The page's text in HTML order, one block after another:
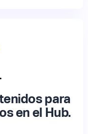
para
en el Hub.